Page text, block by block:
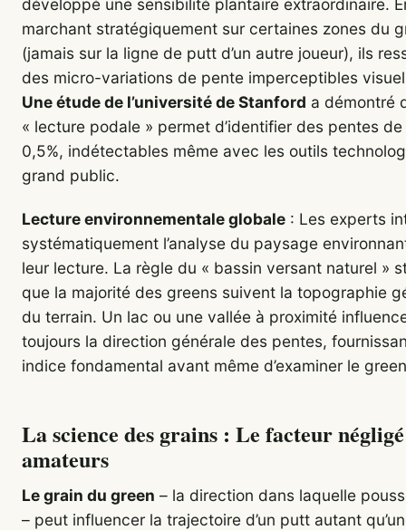
développé une sensibilité plantaire extraordinaire.
marchant stratégiquement sur certaines zones du
(jamais sur la ligne de putt d’un autre joueur), ils
des micro-variations de pente imperceptibles
Une étude de l’université de Stanford a démontré
« lecture podale » permet d’identifier des pentes
0,5%, indétectables même avec les outils
grand public.
Lecture environnementale globale : Les experts
systématiquement l’analyse du paysage
leur lecture. La règle du « bassin versant naturel »
que la majorité des greens suivent la topographie
du terrain. Un lac ou une vallée à proximité
toujours la direction générale des pentes,
indice fondamental avant même d’examiner le
La science des grains : Le facteur
amateurs
Le grain du green – la direction dans laquelle
– peut influencer la trajectoire d’un putt autant